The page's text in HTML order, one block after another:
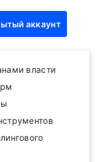
аккаунт
власти